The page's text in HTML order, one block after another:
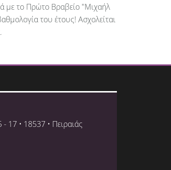
με το Πρώτο Βραβείο "Μιχαήλ
του έτους! Ασχολείται
17 • 18537 • Πειραιάς